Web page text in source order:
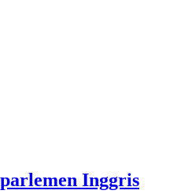
Inggris